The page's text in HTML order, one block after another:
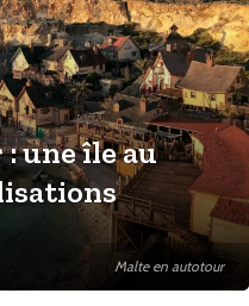
Malte en autotour
une île au